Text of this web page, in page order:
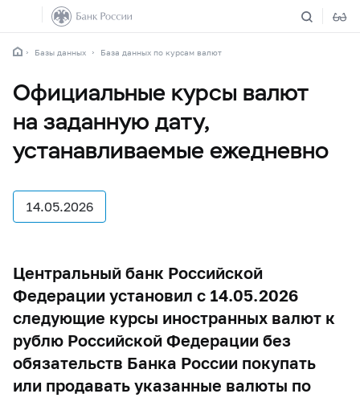
Базы данных База данных по курсам валют
Официальные курсы валют
на заданную дату,
устанавливаемые ежедневно
14.05.2026
Центральный банк Российской
Федерации установил с 14.05.2026
следующие курсы иностранных валют к
рублю Российской Федерации без
обязательств Банка России покупать
или продавать указанные валюты по